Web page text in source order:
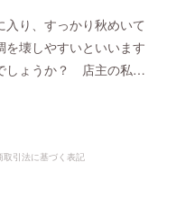
り、すっかり秋めいて
を壊しやすいといいます
しょうか？ 店主の私…
取引法に基づく表記